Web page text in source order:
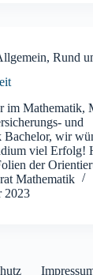
, Rund
im Mathematik,
und
Bachelor, wir
viel Erfolg!
der
Mathematik
2023